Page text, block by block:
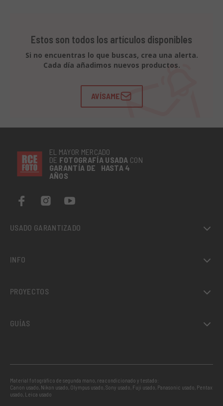
Estos son todos los artículos disponibles
Si no encuentras lo que buscas, crea una alerta.
Cada día añadimos nuevos productos.
AVÍSAME
EL MAYOR MERCADO
DE FOTOGRAFÍA USADA CON
GARANTÍA DE HASTA 4
AÑOS
USADO GARANTIZADO
INFO
PROYECTOS
GUÍAS
Material fotográfico de segunda mano, reacondicionado y testado:
Canon usado, Nikon usado, Olympus usado,Sony usado, Fuji usado, Panasonic usado, Pentax
usado, Leica usado